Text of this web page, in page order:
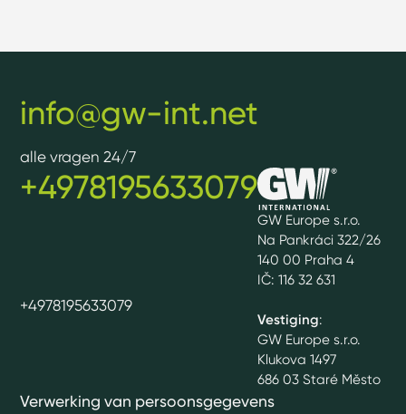
GW Europe s.r.o.
Na Pankráci 322/26
140 00 Praha 4
IČ: 116 32 631
Vestiging:
GW Europe s.r.o.
Klukova 1497
686 03 Staré Město
Verwerking van persoonsgegevens
info@gw-int.net
alle vragen 24/7
+4978195633079
+4978195633079